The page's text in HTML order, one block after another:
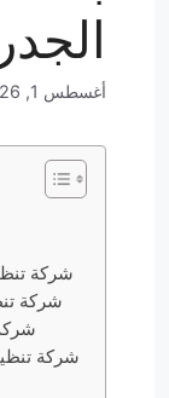
أغسطس 1, 2026
شركة
شركة
شركة